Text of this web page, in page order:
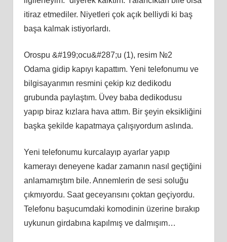
itiraz etmediler. Niyetleri çok açık belliydi ki baş
başa kalmak istiyorlardı.
Orospu &#199;ocu&#287;u (1), resim №2
Odama gidip kapıyı kapattım. Yeni telefonumu ve
bilgisayarımın resmini çekip kız dedikodu
grubunda paylaştım. Üvey baba dedikodusu
yapıp biraz kızlara hava attım. Bir şeyin eksikliğini
başka şekilde kapatmaya çalışıyordum aslında.
Yeni telefonumu kurcalayıp ayarlar yapıp
kamerayı deneyene kadar zamanın nasıl geçtiğini
anlamamıştım bile. Annemlerin de sesi soluğu
çıkmıyordu. Saat geceyarısını çoktan geçiyordu.
Telefonu başucumdaki komodinin üzerine bırakıp
uykunun girdabına kapılmış ve dalmışım…